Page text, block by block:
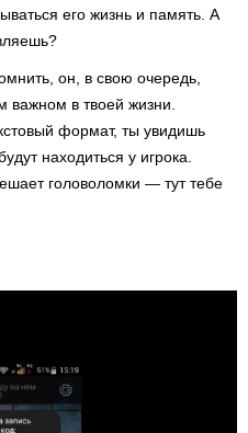
его жизнь и память. А
он, в свою очередь,
важном в твоей жизни.
формат, ты увидишь
находиться у игрока.
головоломки — тут тебе